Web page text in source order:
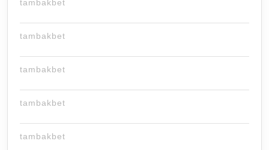
tambakbet
tambakbet
tambakbet
tambakbet
tambakbet